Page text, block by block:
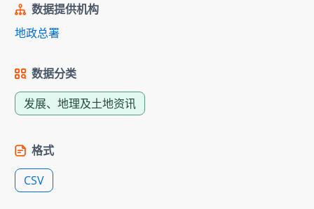
数据提供机构
地政总署
数据分类
发展、地理及土地资讯
格式
CSV